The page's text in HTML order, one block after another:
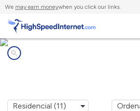
We may earn moneywhen you click our links.